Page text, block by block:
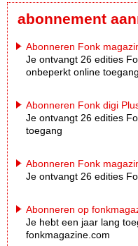
abonnement
Abonneren Fonk
Je ontvangt 26 edities
onbeperkt online toegang
Abonneren Fonk digi
Je ontvangt 26 edities
toegang
Abonneren Fonk
Je ontvangt 26 edities
Abonneren op
Je hebt een jaar lang
fonkmagazine.com